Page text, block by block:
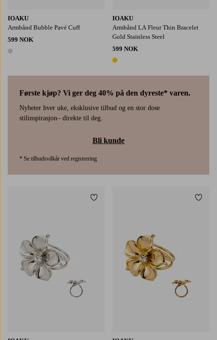
IOAKU
Armbånd Bubble Pavé Cuff
599 NOK
1 farge
Første kjøp? Vi ger deg 40% på den dyreste* varen.
Nyheter hver uke, eksklusive tilbud og en stor dose
stilinspirasjon– direkte til deg.
Bli kunde
* Se tilbudsvilkår ved registrering
IOAKU
Armbånd LA Fleur Thin Bracelet
Gold Stainless Steel
599 NOK
1 farge
Legg til favoritter